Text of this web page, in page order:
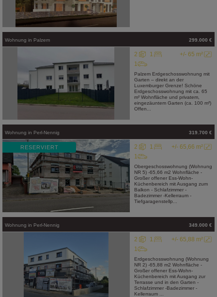
Wohnung in Palzem 299.000 €
+/- 65 m²
2
1
1
Palzem Erdgeschosswohnung mit
Garten – direkt an der
Luxemburger Grenze! Schöne
Erdgeschosswohnung mit ca. 65
m² Wohnfläche und privatem,
eingezäuntem Garten (ca. 100 m²)
Offen...
Wohnung in Perl-Nennig 319.700 €
RESERVIERT +/- 65,66 m²
2
1
1
Obergeschosswohnung (Wohnung
NR 5) -65,66 m2 Wohnfläche -
Großer offener Ess-Wohn-
Küchenbereich mit Ausgang zum
Balkon - Schlafzimmer -
Badezimmer -Kellerraum -
Tiefgaragenstellp...
Wohnung in Perl-Nennig 349.000 €
+/- 65,88 m²
2
1
1
Erdgeschosswohnung (Wohnung
NR 2) -65,88 m2 Wohnfläche -
Großer offener Ess-Wohn-
Küchenbereich mit Ausgang zur
Terrasse und in den Garten -
Schlafzimmer -Badezimmer -
Kellerraum ...